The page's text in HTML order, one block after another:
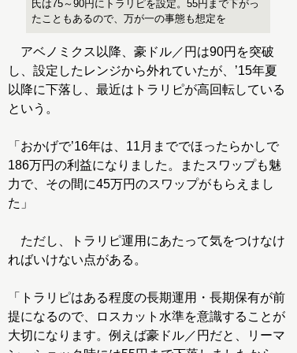
氏は75～90円にトラリピを設定。55円まで下がっ
たこともあるので、万が一の事態も想定を
アベノミクス以降、豪ドル／円は90円を突破
し、設定したレンジから外れていたが、’15年夏
以降に下落し、最近はトラリピが高回転している
という。
「おかげで’16年は、11月まででほったらかしで
186万円の利益になりました。またスワップも魅
力で、その間に45万円のスワップがもらえまし
た」
ただし、トラリピ運用にあたって気をつけなけ
ればいけない点がある。
「トラリピはある程度の長期運用・長期保有が前
提になるので、ロスカット水準を意識することが
大切になります。例えば豪ドル／円だと、リーマ